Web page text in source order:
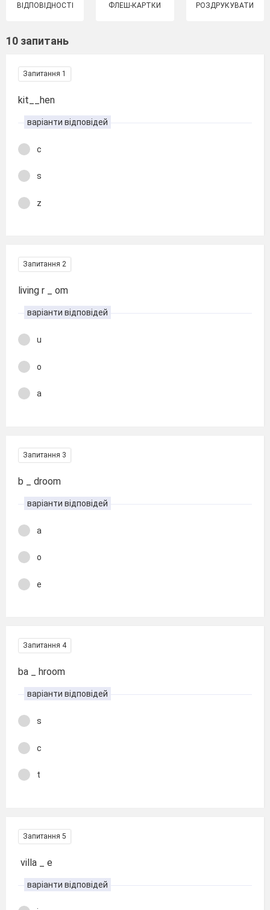
ВІДПОВІДНОСТІ ФЛЕШ-КАРТКИ РОЗДРУКУВАТИ
10 запитань
Запитання 1
kit__hen
варіанти відповідей
c
s
z
Запитання 2
living r _ om
варіанти відповідей
u
o
a
Запитання 3
b _ droom
варіанти відповідей
a
o
e
Запитання 4
ba _ hroom
варіанти відповідей
s
c
t
Запитання 5
villa _ e
варіанти відповідей